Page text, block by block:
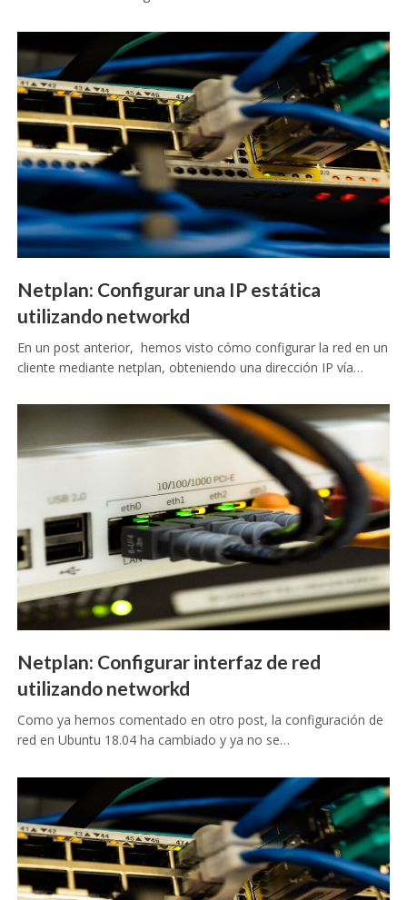
Netplan: Configurar una IP estática
utilizando networkd
En un post anterior, hemos visto cómo configurar la red en un
cliente mediante netplan, obteniendo una dirección IP vía…
Netplan: Configurar interfaz de red
utilizando networkd
Como ya hemos comentado en otro post, la configuración de
red en Ubuntu 18.04 ha cambiado y ya no se…